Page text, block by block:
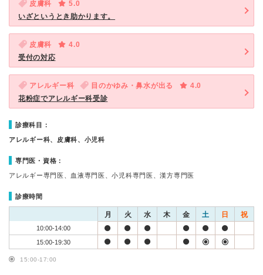
皮膚科
5.0
いざというとき助かります。
皮膚科
4.0
受付の対応
アレルギー科 目のかゆみ・鼻水が出る
4.0
花粉症でアレルギー科受診
診療科目：
アレルギー科、皮膚科、小児科
専門医・資格：
アレルギー専門医、血液専門医、小児科専門医、漢方専門医
診療時間
月 火 水 木 金 土 日 祝
10:00-14:00
15:00-19:30
15:00-17:00